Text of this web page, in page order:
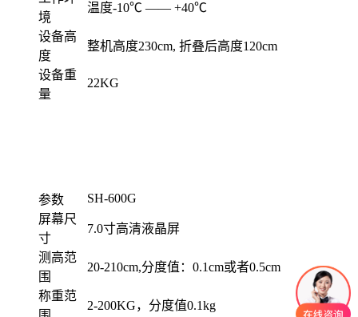
境
温度-10℃ —— +40℃
设备高
度
整机高度230cm, 折叠后高度120cm
设备重
量
22KG
参数
SH-600G
屏幕尺
寸
7.0寸高清液晶屏
测高范
围
20-210cm,分度值：0.1cm或者0.5cm
称重范
2-200KG，分度值0.1kg